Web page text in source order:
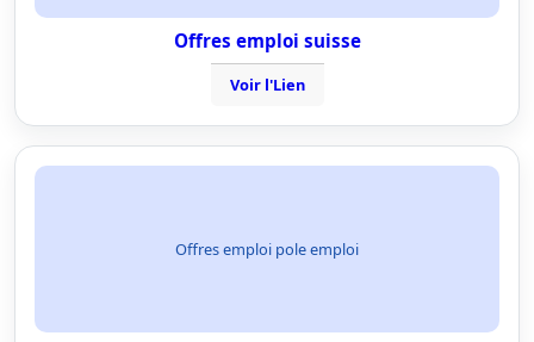
Offres emploi suisse
Voir l'Lien
Offres emploi pole emploi